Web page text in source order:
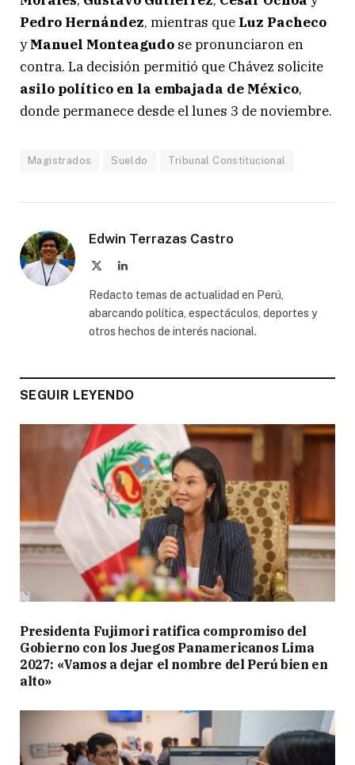
Pedro Hernández, mientras que Luz Pacheco
yManuel Monteagudo se pronunciaron en
contra. La decisión permitió que Chávez solicite
asilo político en la embajada de México,
donde permanece desde el lunes 3 de noviembre.
Magistrados Sueldo Tribunal Constitucional
Edwin Terrazas Castro
LinkedIn
Redacto temas de actualidad en Perú,
abarcando política, espectáculos, deportes y
otros hechos de interés nacional.
SEGUIR LEYENDO
Presidenta Fujimori ratifica compromiso del
Gobierno con los Juegos Panamericanos Lima
2027: «Vamos a dejar el nombre del Perú bien en
alto»